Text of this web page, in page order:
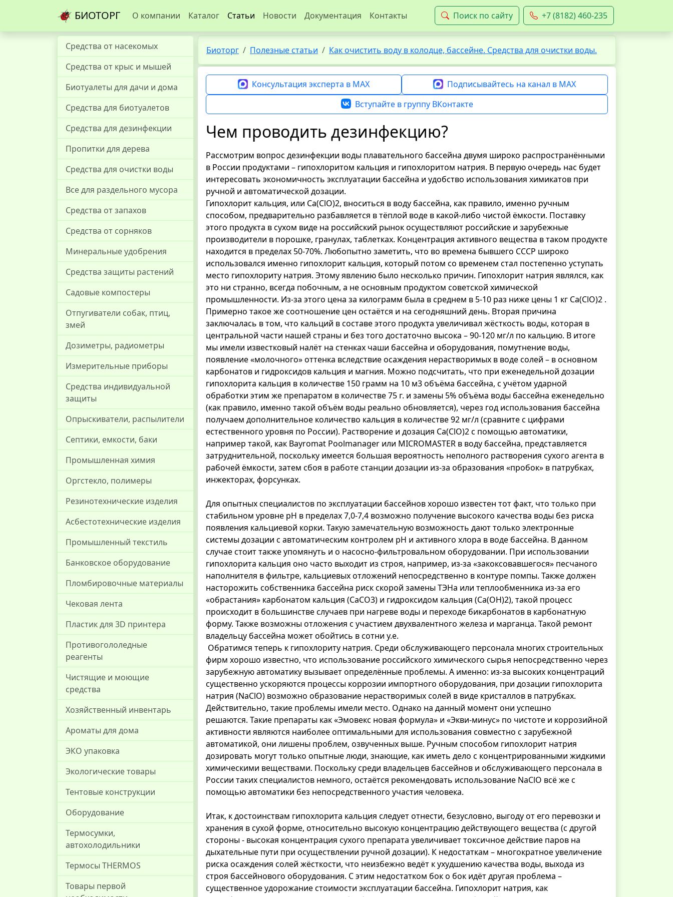
БИОТОРГ О компании Каталог Статьи Новости Документация Контакты Поиск по сайту +7 (8182) 460-235
Средства от насекомых
Средства от крыс и мышей
Биотуалеты для дачи и дома
Средства для биотуалетов
Средства для дезинфекции
Пропитки для дерева
Средства для очистки воды
Все для раздельного мусора
Средства от запахов
Средства от сорняков
Минеральные удобрения
Средства защиты растений
Садовые компостеры
Отпугиватели собак, птиц,
змей
Дозиметры, радиометры
Измерительные приборы
Средства индивидуальной
защиты
Опрыскиватели, распылители
Септики, емкости, баки
Промышленная химия
Оргстекло, полимеры
Резинотехнические изделия
Асбестотехнические изделия
Промышленный текстиль
Банковское оборудование
Пломбировочные материалы
Чековая лента
Пластик для 3D принтера
Противогололедные
реагенты
Чистящие и моющие
средства
Хозяйственный инвентарь
Ароматы для дома
ЭКО упаковка
Экологические товары
Тентовые конструкции
Оборудование
Термосумки,
автохолодильники
Термосы THERMOS
Товары первой
Биоторг Полезные статьи Как очистить воду в колодце, бассейне. Средства для очистки воды.
Консультация эксперта в MAX
Подписывайтесь на канал в MAX
Вступайте в группу ВКонтакте
Чем проводить дезинфекцию?
Рассмотрим вопрос дезинфекции воды плавательного бассейна двумя широко распространёнными
в России продуктами – гипохлоритом кальция и гипохлоритом натрия. В первую очередь нас будет
интересовать экономичность эксплуатации бассейна и удобство использования химикатов при
ручной и автоматической дозации.
Гипохлорит кальция, или Ca(ClO)2, вноситься в воду бассейна, как правило, именно ручным
способом, предварительно разбавляется в тёплой воде в какой-либо чистой ёмкости. Поставку
этого продукта в сухом виде на российский рынок осуществляют российские и зарубежные
производители в порошке, гранулах, таблетках. Концентрация активного вещества в таком продукте
находится в пределах 50-70%. Любопытно заметить, что во времена бывшего СССР широко
использовался именно гипохлорит кальция, который потом со временем стал постепенно уступать
место гипохлориту натрия. Этому явлению было несколько причин. Гипохлорит натрия являлся, как
это ни странно, всегда побочным, а не основным продуктом советской химической
промышленности. Из-за этого цена за килограмм была в среднем в 5-10 раз ниже цены 1 кг Ca(ClO)2 .
Примерно такое же соотношение цен остаётся и на сегодняшний день. Вторая причина
заключалась в том, что кальций в составе этого продукта увеличивал жёсткость воды, которая в
центральной части нашей страны и без того достаточно высока – 90-120 мг/л по кальцию. В итоге
мы имели известковый налёт на стенках чаши бассейна и оборудования, помутнение воды,
появление «молочного» оттенка вследствие осаждения нерастворимых в воде солей – в основном
карбонатов и гидроксидов кальция и магния. Можно подсчитать, что при еженедельной дозации
гипохлорита кальция в количестве 150 грамм на 10 м3 объёма бассейна, с учётом ударной
обработки этим же препаратом в количестве 75 г. и замены 5% объёма воды бассейна еженедельно
(как правило, именно такой объём воды реально обновляется), через год использования бассейна
получаем дополнительное количество кальция в количестве 92 мг/л (сравните с цифрами
естественного уровня по России). Растворение и дозация Ca(ClO)2 с помощью автоматики,
например такой, как Bayromat Poolmanager или MICROMASTER в воду бассейна, представляется
затруднительной, поскольку имеется большая вероятность неполного растворения сухого агента в
рабочей ёмкости, затем сбоя в работе станции дозации из-за образования «пробок» в патрубках,
инжекторах, форсунках.
Для опытных специалистов по эксплуатации бассейнов хорошо известен тот факт, что только при
стабильном уровне рН в пределах 7,0-7,4 возможно получение высокого качества воды без риска
появления кальциевой корки. Такую замечательную возможность дают только электронные
системы дозации с автоматическим контролем рН и активного хлора в воде бассейна. В данном
случае стоит также упомянуть и о насосно-фильтровальном оборудовании. При использовании
гипохлорита кальция оно часто выходит из строя, например, из-за «закоксовавшегося» песчаного
наполнителя в фильтре, кальциевых отложений непосредственно в контуре помпы. Также должен
насторожить собственника бассейна риск скорой замены ТЭНа или теплообменника из-за его
«обрастания» карбонатом кальция (CaCO3) и гидроксидом кальция (Ca(OH)2), такой процесс
происходит в большинстве случаев при нагреве воды и переходе бикарбонатов в карбонатную
форму. Также возможны отложения с участием двухвалентного железа и марганца. Такой ремонт
владельцу бассейна может обойтись в сотни у.е.
Обратимся теперь к гипохлориту натрия. Среди обслуживающего персонала многих строительных
фирм хорошо известно, что использование российского химического сырья непосредственно через
зарубежную автоматику вызывает определённые проблемы. А именно: из-за высоких концентраций
существенно ускоряются процессы коррозии импортного оборудования, при дозации гипохлорита
натрия (NaClO) возможно образование нерастворимых солей в виде кристаллов в патрубках.
Действительно, такие проблемы имели место. Однако на данный момент они успешно
решаются. Такие препараты как «Эмовекс новая формула» и «Экви-минус» по чистоте и коррозийной
активности являются наиболее оптимальными для использования совместно с зарубежной
автоматикой, они лишены проблем, озвученных выше. Ручным способом гипохлорит натрия
дозировать могут только опытные люди, знающие, как иметь дело с концентрированными жидкими
химическими веществами. Поскольку среди владельцев бассейнов и обслуживающего персонала в
России таких специалистов немного, остаётся рекомендовать использование NaClO всё же с
помощью автоматики без непосредственного участия человека.
Итак, к достоинствам гипохлорита кальция следует отнести, безусловно, выгоду от его перевозки и
хранения в сухой форме, относительно высокую концентрацию действующего вещества (с другой
стороны - высокая концентрация сухого препарата увеличивает токсичное действие паров на
дыхательные пути при осуществлении ручной дозации). К недостаткам – многократное увеличение
риска осаждения солей жёсткости, что неизбежно ведёт к ухудшению качества воды, выхода из
строя бассейнового оборудования. С этим недостатком бок о бок идёт другая проблема –
существенное удорожание стоимости эксплуатации бассейна. Гипохлорит натрия, как